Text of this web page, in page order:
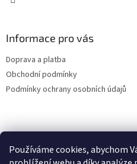
Používáme cookies, abychom
Informace pro vás
Doprava a platba
Obchodní podmínky
Podmínky ochrany osobních údajů
Facebook